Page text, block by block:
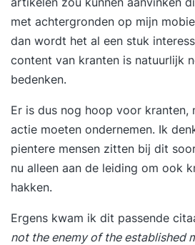
met achtergronden op mijn
dan wordt het al een stuk
content van kranten is natuurlijk
bedenken.
Er is dus nog hoop voor kranten,
actie moeten ondernemen. Ik
pientere mensen zitten bij dit
nu alleen aan de leiding om ook
hakken.
Ergens kwam ik dit passende
not the enemy of the established